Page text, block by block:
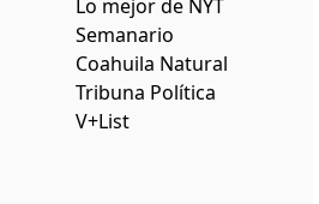
Lo mejor de NYT
Semanario
Coahuila Natural
Tribuna Política
V+List